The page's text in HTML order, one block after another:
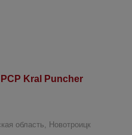
Kral Puncher
область, Новотроицк